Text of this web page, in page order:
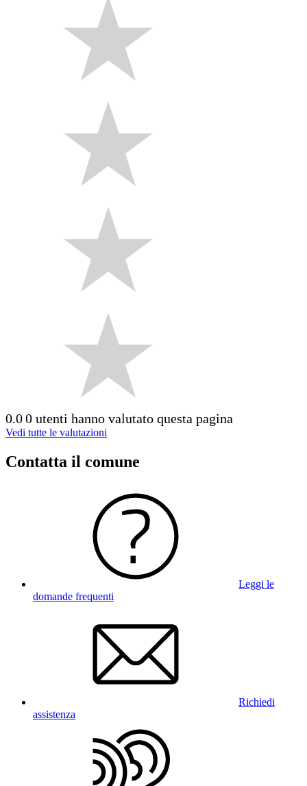
0.00 utenti hanno valutato questa pagina
Vedi tutte le valutazioni
Contatta il comune
Leggi le
domande frequenti
Richiedi
assistenza